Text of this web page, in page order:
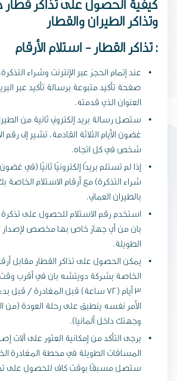
وتذاكر الطيران والقطار
تذاكر القطار - استلام الأرقام :
عند إتمام الحجز عبر الإنترنت وشراء
صفحة تأكيد متبوعة برسالة تأكيد عبر
العنوان الذي قدمته.
ستصل رسالة بريد إلكتروني ثانية من
غضون الأيام الثلاثة القادمة، تشير إلى رقم
شخص في كل اتجاه.
شراء التذكرة) مع أرقام الاستلام الخاصة
بالطيران العماني.
استخدم رقم الاستلام للحصول على
بان من أي جهاز خاص بها مخصص لإصدار
الطويلة.
يمكن الحصول على تذاكر القطار مقابل
الخاصة بشركة دويتشه بان في أقرب
3 أيام (72 ساعة) قبل المغادرة / قبل
الأمر نفسه ينطبق على رحلة العودة (من
وجهتك داخل ألمانيا).
يرجى التأكد من إمكانية العثور على آلات
المسافات الطويلة في محطة المغادرة
ستصل مسبقًا بوقت كاف للحصول على